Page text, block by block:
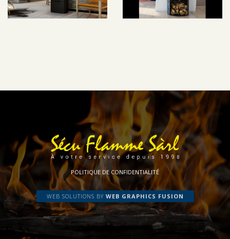
POLITIQUE DE CONFIDENTIALITÉ
WEB SOLUTIONS BY WEB GRAPHICS FUSION